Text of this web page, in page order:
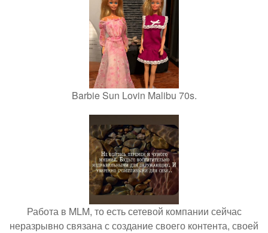
Barbie Sun Lovin Malibu 70s.
Работа в MLM, то есть сетевой компании сейчас
неразрывно связана с создание своего контента, своей